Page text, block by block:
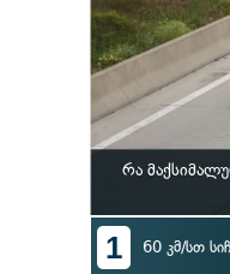
რა
1 60 კმ/სთ